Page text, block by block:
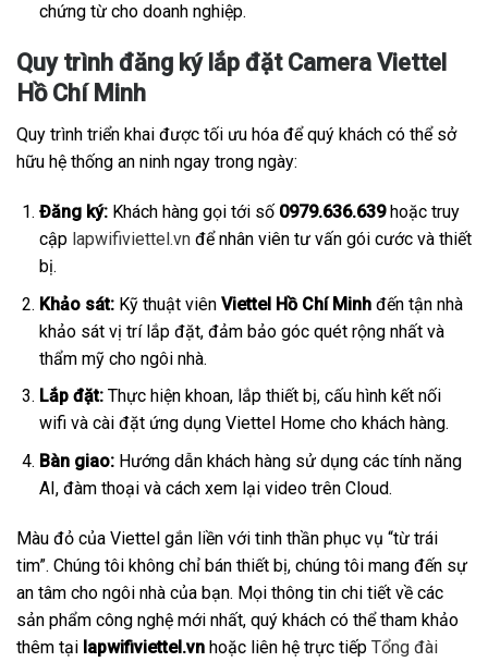
chứng từ cho doanh nghiệp.
Quy trình đăng ký lắp đặt Camera Viettel
Hồ Chí Minh
Quy trình triển khai được tối ưu hóa để quý khách có thể sở
hữu hệ thống an ninh ngay trong ngày:
Đăng ký:Khách hàng gọi tới số 0979.636.639hoặc truy
cập lapwifiviettel.vnđể nhân viên tư vấn gói cước và thiết
bị.
Khảo sát:Kỹ thuật viên Viettel Hồ Chí Minhđến tận nhà
khảo sát vị trí lắp đặt, đảm bảo góc quét rộng nhất và
thẩm mỹ cho ngôi nhà.
Lắp đặt:Thực hiện khoan, lắp thiết bị, cấu hình kết nối
wifi và cài đặt ứng dụng Viettel Home cho khách hàng.
Bàn giao:Hướng dẫn khách hàng sử dụng các tính năng
AI, đàm thoại và cách xem lại video trên Cloud.
Màu đỏ của Viettel gắn liền với tinh thần phục vụ “từ trái
tim”. Chúng tôi không chỉ bán thiết bị, chúng tôi mang đến sự
an tâm cho ngôi nhà của bạn. Mọi thông tin chi tiết về các
sản phẩm công nghệ mới nhất, quý khách có thể tham khảo
thêm tại lapwifiviettel.vn hoặc liên hệ trực tiếp Tổng đài